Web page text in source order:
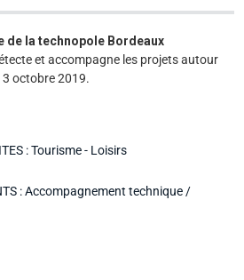
de la technopole Bordeaux
et accompagne les projets autour
3 octobre 2019.
:Tourisme - Loisirs
:Accompagnement technique /